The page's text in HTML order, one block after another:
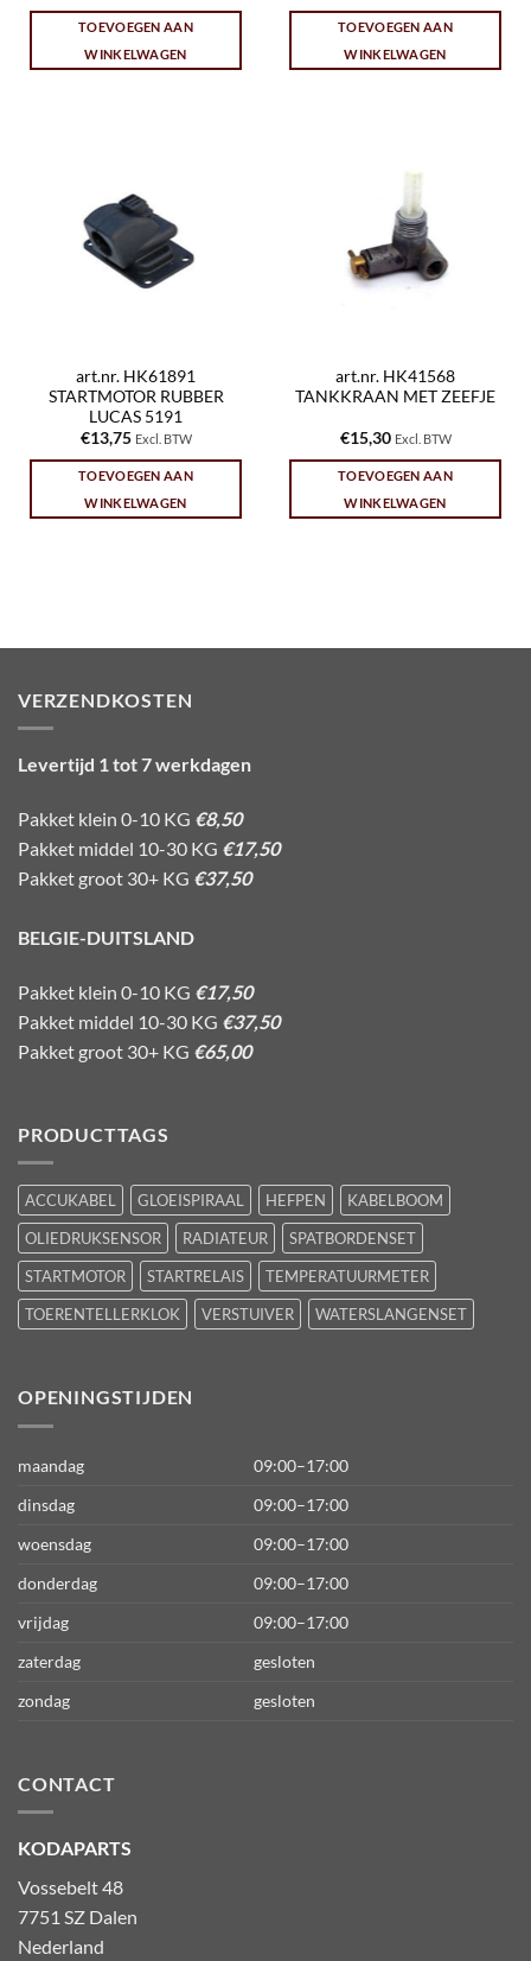
TOEVOEGEN AAN
WINKELWAGEN
TOEVOEGEN AAN
WINKELWAGEN
art.nr. HK61891
STARTMOTOR RUBBER
LUCAS 5191
€13,75 Excl. BTW
TOEVOEGEN AAN
WINKELWAGEN
art.nr. HK41568
TANKKRAAN MET ZEEFJE
€15,30 Excl. BTW
TOEVOEGEN AAN
WINKELWAGEN
VERZENDKOSTEN
Levertijd 1 tot 7 werkdagen
Pakket klein 0-10 KG €8,50
Pakket middel 10-30 KG €17,50
Pakket groot 30+ KG €37,50
BELGIE-DUITSLAND
Pakket klein 0-10 KG €17,50
Pakket middel 10-30 KG €37,50
Pakket groot 30+ KG €65,00
PRODUCTTAGS
ACCUKABEL GLOEISPIRAAL HEFPEN
KABELBOOM
OLIEDRUKSENSOR
RADIATEUR
SPATBORDENSET
STARTMOTOR
STARTRELAIS
TEMPERATUURMETER
TOERENTELLERKLOK
VERSTUIVER WATERSLANGENSET
OPENINGSTIJDEN
maandag
09:00–17:00
dinsdag
09:00–17:00
woensdag
09:00–17:00
donderdag
09:00–17:00
vrijdag
09:00–17:00
zaterdag
gesloten
zondag
gesloten
CONTACT
KODAPARTS
Vossebelt 48
7751 SZ Dalen
Nederland